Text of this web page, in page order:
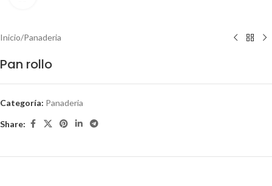
Inicio/Panaderia
Pan rollo
Categoría: Panaderia
Share: